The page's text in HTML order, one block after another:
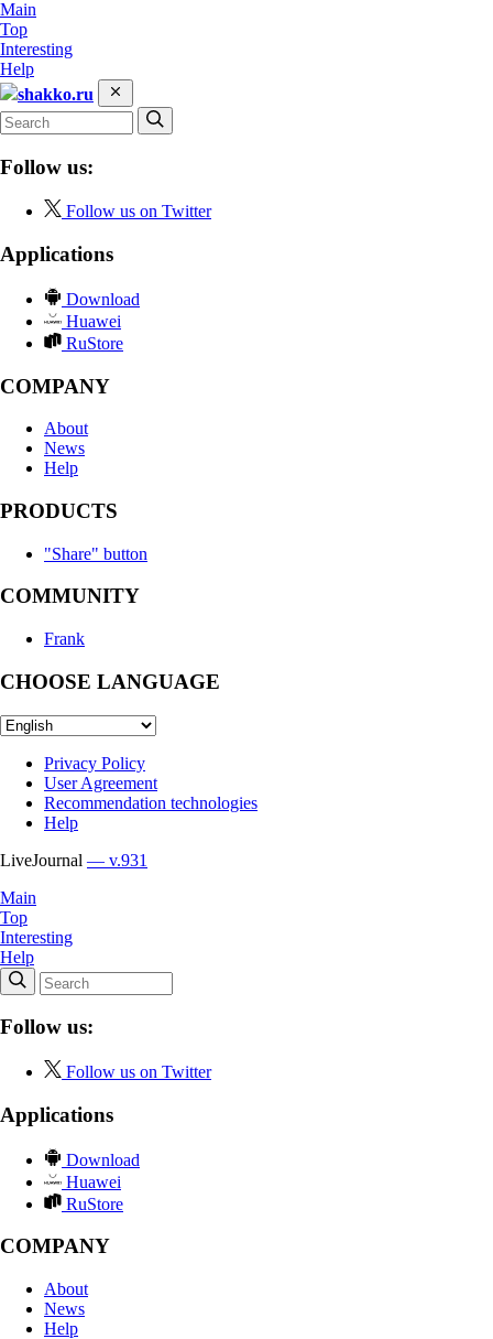
Main
Top
Interesting
Help
shakko.ru
Follow us:
Follow us on Twitter
Applications
Download
Huawei
RuStore
COMPANY
About
News
Help
PRODUCTS
"Share" button
COMMUNITY
Frank
CHOOSE LANGUAGE
Privacy Policy
User Agreement
Recommendation technologies
Help
LiveJournal — v.931
Main
Top
Interesting
Help
Follow us:
Follow us on Twitter
Applications
Download
Huawei
RuStore
COMPANY
About
News
Help